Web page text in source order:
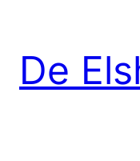
inhoud
De